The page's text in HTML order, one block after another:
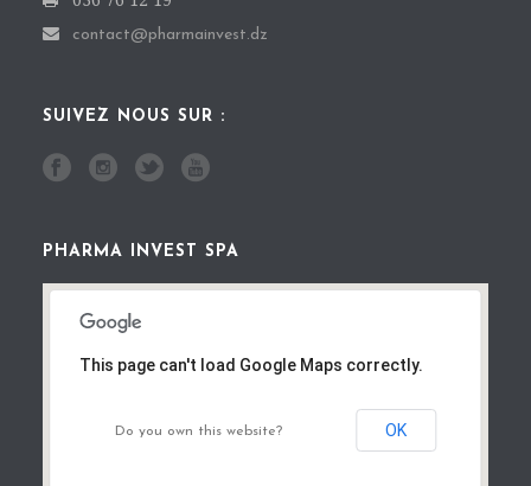
contact@pharmainvest.dz
SUIVEZ NOUS SUR :
PHARMA INVEST SPA
This page can't load Google Maps correctly.
Do you own this website? OK